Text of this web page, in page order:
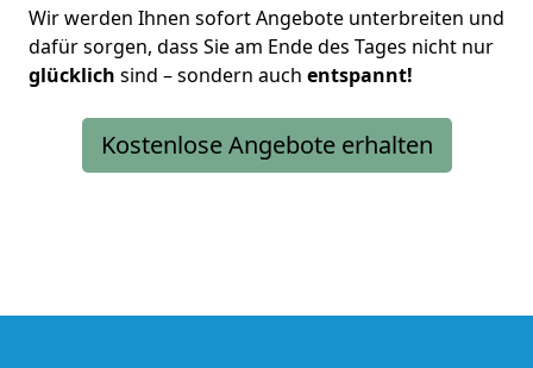
Wir werden Ihnen sofort Angebote unterbreiten und
dafür sorgen, dass Sie am Ende des Tages nicht nur
glücklich sind – sondern auch entspannt!
Kostenlose Angebote erhalten